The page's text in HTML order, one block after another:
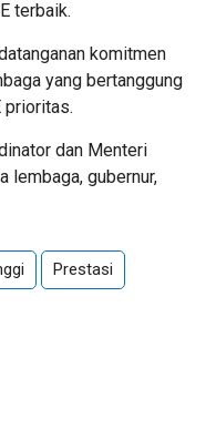
terbaik.
komitmen
yang bertanggung
prioritas.
dan Menteri
lembaga, gubernur,
Prestasi